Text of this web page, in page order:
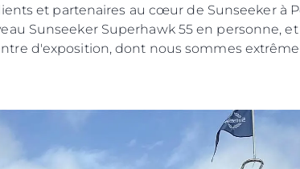
et partenaires au cœur de Sunseeker à
Sunseeker Superhawk 55 en personne,
centre d'exposition, dont nous